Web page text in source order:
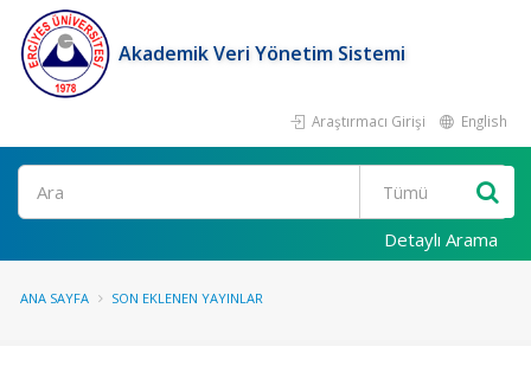
Akademik Veri Yönetim Sistemi
Araştırmacı Girişi English
Ara
Detaylı Arama
ANA SAYFA SON EKLENEN YAYINLAR